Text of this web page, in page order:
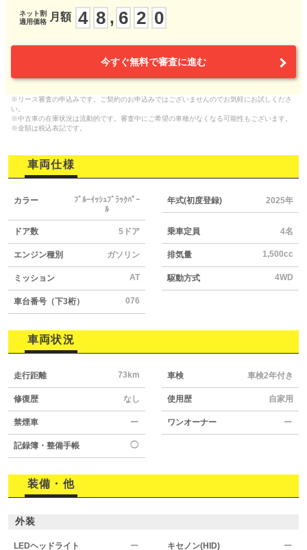
ネット割
適用価格
月額 4 8 , 6 2 0
今すぐ無料で審査に進む
※リース審査の申込みです。ご契約のお申込みではございませんのでお気軽にお試しくださ
い。
※中古車の在庫状況は流動的です。審査中にご希望の車種がなくなる可能性もございます。
※金額は税込表記です。
車両仕様
カラー
ﾌﾞﾙｰｲｯｼｭﾌﾞﾗｯｸﾊﾟｰ
ﾙ
年式(初度登録) 2025年
ドア数 5ドア 乗車定員 4名
エンジン種別 ガソリン 排気量 1,500cc
ミッション AT 駆動方式 4WD
車台番号（下3桁） 076
車両状況
走行距離 73km 車検 車検2年付き
修復歴 なし 使用歴 自家用
禁煙車 ー ワンオーナー ー
記録簿・整備手帳 ◯
装備・他
外装
LEDヘッドライト ー キセノン(HID) ー